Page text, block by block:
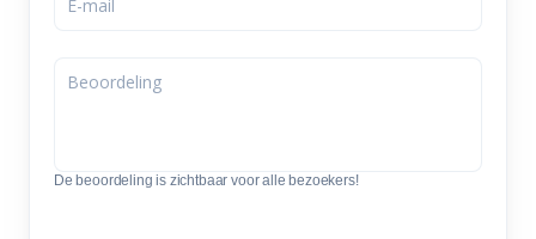
De beoordeling is zichtbaar voor alle bezoekers!